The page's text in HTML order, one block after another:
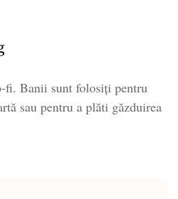
fi. Banii sunt folosiți pentru
sau pentru a plăti găzduirea